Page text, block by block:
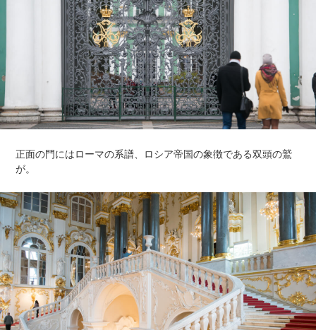
正面の門にはローマの系譜、ロシア帝国の象徴である双頭の鷲
が。